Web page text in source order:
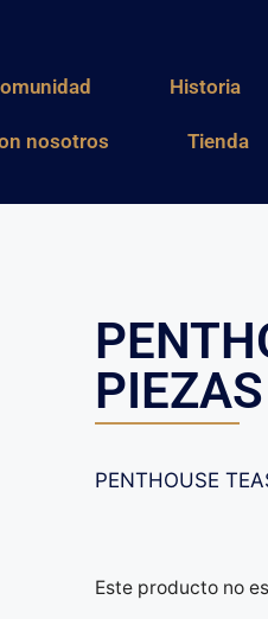
Historia
nosotros Tienda
PENTHOUSE
Este producto no